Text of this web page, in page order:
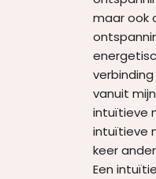
maar ook
vanuit
intuïtieve
intuïtieve
keer
Een